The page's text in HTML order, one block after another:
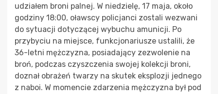
udziałem broni palnej. W niedzielę, 17 maja, około
godziny 18:00, oławscy policjanci zostali wezwani
do sytuacji dotyczącej wybuchu amunicji. Po
przybyciu na miejsce, funkcjonariusze ustalili, że
36-letni mężczyzna, posiadający zezwolenie na
broń, podczas czyszczenia swojej kolekcji broni,
doznał obrażeń twarzy na skutek eksplozji jednego
z naboi. W momencie zdarzenia mężczyzna był pod